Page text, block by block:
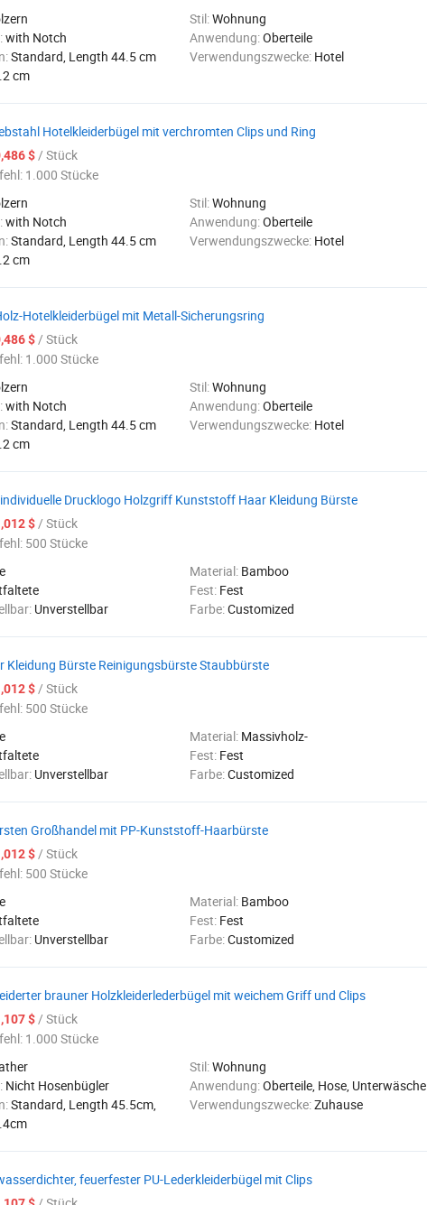
Stil:Wohnung
with Notch Anwendung:Oberteile
Standard, Length 44.5 cm
cm
Verwendungszwecke: Hotel
Hotelkleiderbügel mit verchromten Clips und Ring
$/ Stück
1.000 Stücke
Stil:Wohnung
with Notch Anwendung:Oberteile
Standard, Length 44.5 cm
cm
Verwendungszwecke: Hotel
Hotelkleiderbügel mit Metall-Sicherungsring
$/ Stück
1.000 Stücke
Stil:Wohnung
with Notch Anwendung:Oberteile
Standard, Length 44.5 cm
cm
Verwendungszwecke: Hotel
Drucklogo Holzgriff Kunststoff Haar Kleidung Bürste
$/ Stück
500 Stücke
Material: Bamboo
Fest: Fest
Unverstellbar Farbe:Customized
Kleidung Bürste Reinigungsbürste Staubbürste
$/ Stück
500 Stücke
Material: Massivholz-
Fest: Fest
Unverstellbar Farbe:Customized
Großhandel mit PP-Kunststoff-Haarbürste
$/ Stück
500 Stücke
Material: Bamboo
Fest: Fest
Unverstellbar Farbe:Customized
brauner Holzkleiderlederbügel mit weichem Griff und Clips
$/ Stück
1.000 Stücke
Stil:Wohnung
Nicht Hosenbügler Anwendung:Oberteile, Hose, Unterwäsche
Standard, Length 45.5cm,
Verwendungszwecke:Zuhause
feuerfester PU-Lederkleiderbügel mit Clips